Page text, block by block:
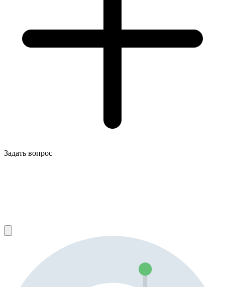
Задать вопрос